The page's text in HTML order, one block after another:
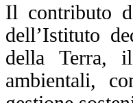
Il contributo
dell’Istituto
della Terra,
ambientali,